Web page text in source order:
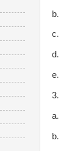
b.
c.
d.
e.
3.
a.
b.